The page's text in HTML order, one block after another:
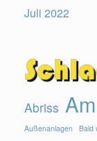
Juli 2022
Abriss
Außenanlagen Bald